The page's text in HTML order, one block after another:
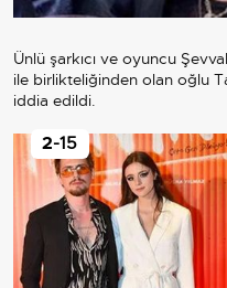
Ünlü şarkıcı ve oyuncu
ile birlikteliğinden olan oğlu
iddia edildi.
2-15